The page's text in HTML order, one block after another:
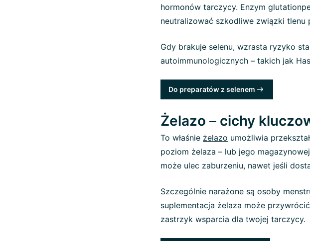
hormonów tarczycy. Enzym
neutralizować szkodliwe związki
Gdy brakuje selenu, wzrasta ryzyko
autoimmunologicznych – takich jak
Do preparatów z selenem
Żelazo – cichy
To właśnie żelazo umożliwia
poziom żelaza – lub jego
może ulec zaburzeniu, nawet jeśli
Szczególnie narażone są osoby
suplementacja żelaza może
zastrzyk wsparcia dla twojej tarczycy.